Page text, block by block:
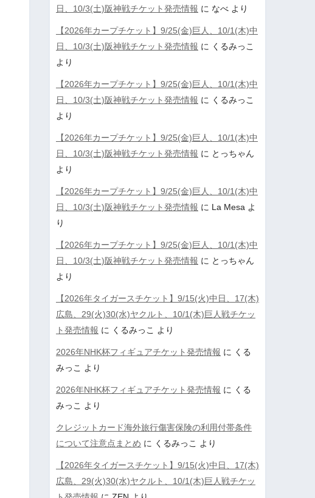
日、10/3(土)阪神戦チケット発売情報 に なべ より
【2026年カープチケット】9/25(金)巨人、10/1(木)中
日、10/3(土)阪神戦チケット発売情報 に くるみっこ
より
【2026年カープチケット】9/25(金)巨人、10/1(木)中
日、10/3(土)阪神戦チケット発売情報 に くるみっこ
より
【2026年カープチケット】9/25(金)巨人、10/1(木)中
日、10/3(土)阪神戦チケット発売情報 に とっちゃん
より
【2026年カープチケット】9/25(金)巨人、10/1(木)中
日、10/3(土)阪神戦チケット発売情報 に La Mesa よ
り
【2026年カープチケット】9/25(金)巨人、10/1(木)中
日、10/3(土)阪神戦チケット発売情報 に とっちゃん
より
【2026年タイガースチケット】9/15(火)中日、17(木)
広島、29(火)30(水)ヤクルト、10/1(木)巨人戦チケッ
ト発売情報 に くるみっこ より
2026年NHK杯フィギュアチケット発売情報 に くる
みっこ より
2026年NHK杯フィギュアチケット発売情報 に くる
みっこ より
クレジットカード海外旅行傷害保険の利用付帯条件
について注意点まとめ に くるみっこ より
【2026年タイガースチケット】9/15(火)中日、17(木)
広島、29(火)30(水)ヤクルト、10/1(木)巨人戦チケッ